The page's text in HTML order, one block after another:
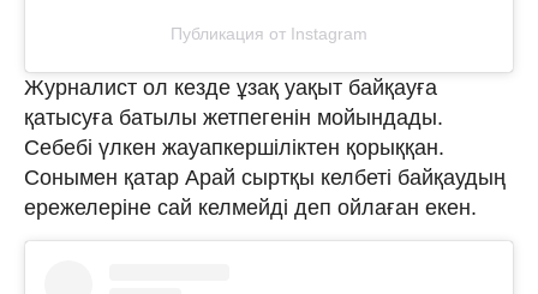
Публикация от Instagram
Журналист ол кезде ұзақ уақыт байқауға
қатысуға батылы жетпегенін мойындады.
Себебі үлкен жауапкершіліктен қорыққан.
Сонымен қатар Арай сыртқы келбеті байқаудың
ережелеріне сай келмейді деп ойлаған екен.